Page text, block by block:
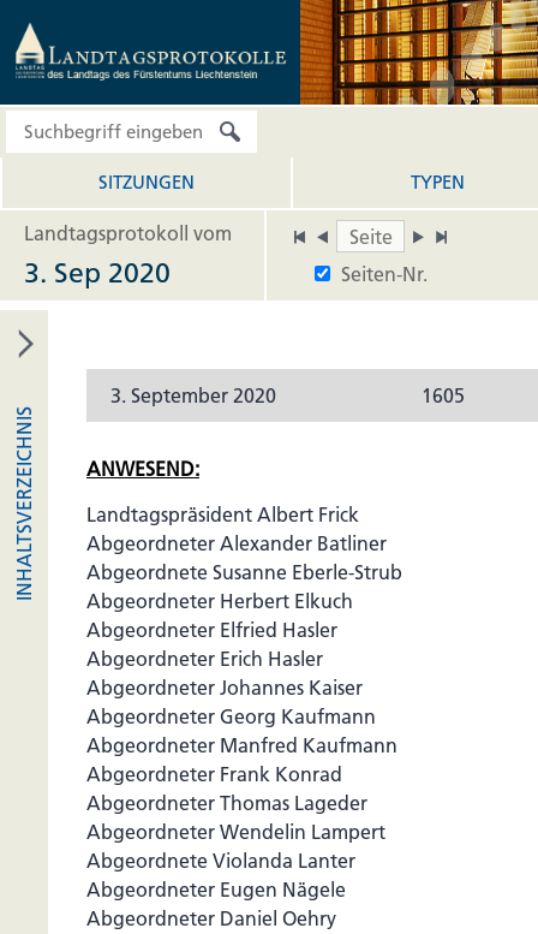
SITZUNGEN TYPEN
Landtagsprotokoll vom
Seiten-Nr.
3. Sep 2020
INHALTSVERZEICHNIS
3. September 2020 1605
ANWESEND:
Landtagspräsident Albert Frick
Abgeordneter Alexander Batliner
Abgeordnete Susanne Eberle-Strub
Abgeordneter Herbert Elkuch
Abgeordneter Elfried Hasler
Abgeordneter Erich Hasler
Abgeordneter Johannes Kaiser
Abgeordneter Georg Kaufmann
Abgeordneter Manfred Kaufmann
Abgeordneter Frank Konrad
Abgeordneter Thomas Lageder
Abgeordneter Wendelin Lampert
Abgeordnete Violanda Lanter
Abgeordneter Eugen Nägele
Abgeordneter Daniel Oehry